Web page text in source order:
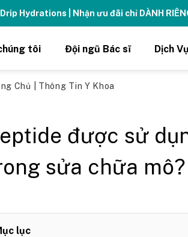
Hydrations | Nhận ưu đãi chỉ DÀNH
tôi Đội ngũ Bác sĩ Dịch Vụ
Chủ Thông Tin Y Khoa
được sử
sửa chữa mô?
lục